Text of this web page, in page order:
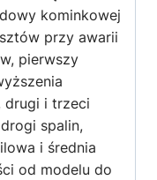
kominkowej
przy awarii
pierwszy
drugi i trzeci
spalin,
i średnia
od modelu do